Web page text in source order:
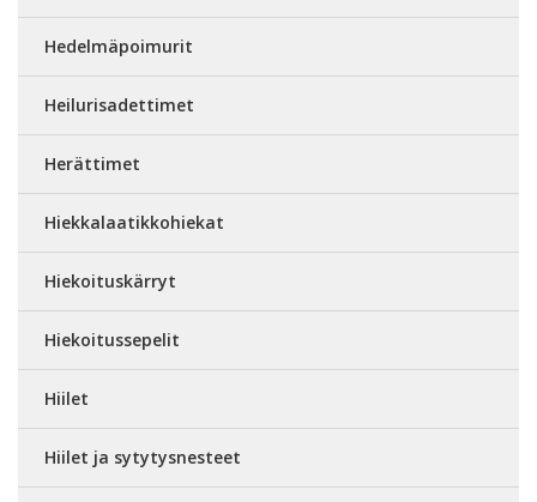
Hedelmäpoimurit
Heilurisadettimet
Herättimet
Hiekkalaatikkohiekat
Hiekoituskärryt
Hiekoitussepelit
Hiilet
Hiilet ja sytytysnesteet